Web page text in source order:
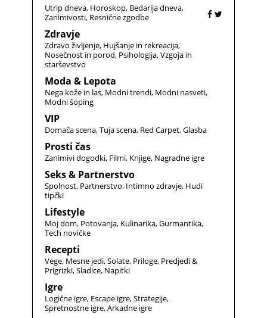
Utrip dneva Horoskop Bedarija dneva
Zanimivosti Resnične zgodbe
Zdravje
Zdravo življenje Hujšanje in rekreacija
Nosečnost in porod Psihologija Vzgoja in
starševstvo
Moda & Lepota
Nega kože in las Modni trendi Modni nasveti
Modni šoping
VIP
Domača scena Tuja scena Red Carpet Glasba
Prosti čas
Zanimivi dogodki Filmi Knjige Nagradne igre
Seks & Partnerstvo
Spolnost Partnerstvo Intimno zdravje Hudi
tipčki
Lifestyle
Moj dom Potovanja Kulinarika Gurmantika
Tech novičke
Recepti
Vege Mesne jedi Solate Priloge Predjedi &
Prigrizki Sladice Napitki
Igre
Logične igre Escape igre Strategije
Spretnostne igre Arkadne igre